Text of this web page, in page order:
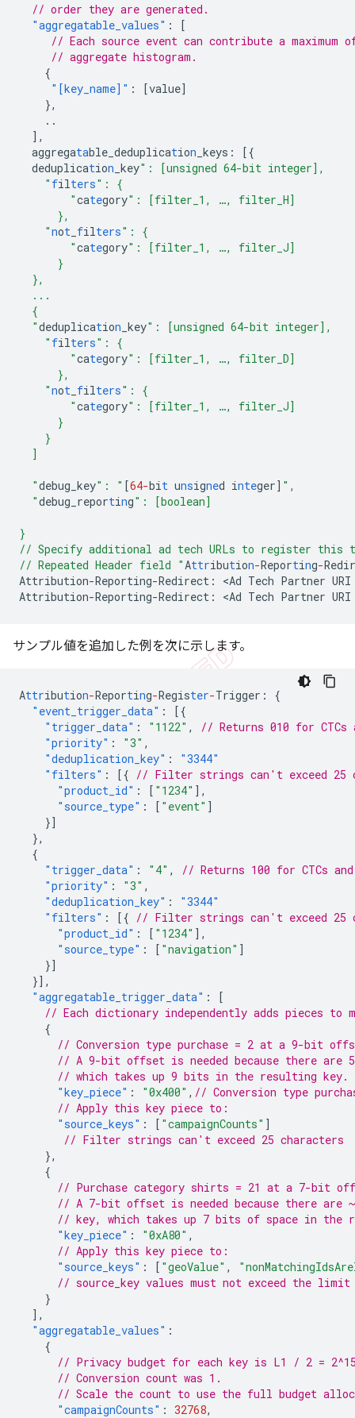
// order they are generated.
"aggregatable_values" :
[
// Each source event can contribute a maximum
// aggregate histogram.
{
"[key_name]" : [value]
},
..
],
aggregatable_deduplication _keys :
[{
deduplication _key": [unsigned 64-bit integer],
    "
filters": {
        "
category": [filter_1, …, filter_H]
      },
    "
not filters": {
        "
category": [filter_1, …, filter_J]
      }
  },
  ...
  {
  "
deduplication _key": [unsigned 64-bit integer],
    "
filters": {
        "
category": [filter_1, …, filter_D]
      },
    "
not filters": {
        "
category": [filter_1, …, filter_J]
      }
    }
  ]
  "
debug_key": " [64-bit unsigned integer] ",
  "
debug_reporting": [boolean]
}
// Specify additional ad tech URLs to register this
// Repeated Header field " Attribution-Reporting-
Attribution-Reporting-Redirect: <Ad Tech Partner URI
Attribution-Reporting-Redirect: <Ad Tech Partner URI
サンプル値を追加した例を次に示します。
Attribution-Reporting-Register-Trigger :
{
"event_trigger_data" :
[{
"trigger_data" : "1122" ,
// Returns 010 for
"priority" : "3" ,
"deduplication_key" :
"3344"
"filters" : [{ // Filter strings can't exceed 25
"product_id" : [ "1234" ],
"source_type" : [ "event" ]
}]
},
{
"trigger_data" : "4" ,
// Returns 100 for CTCs
"priority" : "3" ,
"deduplication_key" :
"3344"
"filters" : [{ // Filter strings can't exceed 25
"product_id" : [ "1234" ],
"source_type" : [ "navigation" ]
}]
}],
"aggregatable_trigger_data" :
[
// Each dictionary independently adds pieces to
{
// Conversion type purchase = 2 at a 9-bit
// A 9-bit offset is needed because there are
// which takes up 9 bits in the resulting key.
"key_piece" : "0x400" , // Conversion type
// Apply this key piece to:
"source_keys" : [ "campaignCounts" ]
// Filter strings can't exceed 25 characters
},
{
// Purchase category shirts = 21 at a 7-bit
// A 7-bit offset is needed because there are
// key, which takes up 7 bits of space in the
"key_piece" : "0xA80" ,
// Apply this key piece to:
"source_keys" : [ "geoValue" ,
// source_key values must not exceed the
}
],
"aggregatable_values" :
{
// Privacy budget for each key is L1 / 2 =
// Conversion count was 1.
// Scale the count to use the full budget
"campaignCounts" : 32768,